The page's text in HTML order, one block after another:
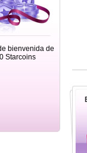
bienvenida de
Starcoins